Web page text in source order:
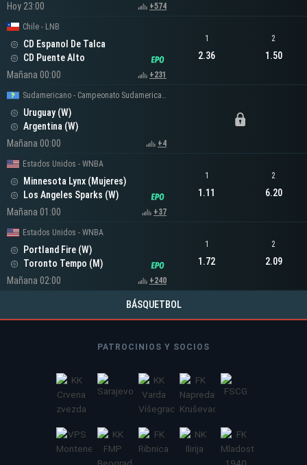
Hoy 23:00
+574
Chile - LNB
CD Espanol De Talca
CD Puente Alto
Mañana 00:00
+231
1
2.36
2
1.50
Sudamericano - Campeonato Sudamericano Femenino
Uruguay (W)
Argentina (W)
Mañana 00:00
+4
Estados Unidos - WNBA
Minnesota Lynx (Mujeres)
Los Angeles Sparks (W)
Mañana 01:00
+37
1
1.11
2
6.20
Estados Unidos - WNBA
Portland Fire (W)
Toronto Tempo (M)
Mañana 02:00
+240
1
1.72
2
2.09
BÁSQUETBOL
PATROCINIOS Y SOCIOS